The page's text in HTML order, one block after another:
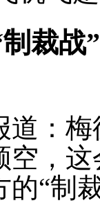
裁战
：梅
空，
“制